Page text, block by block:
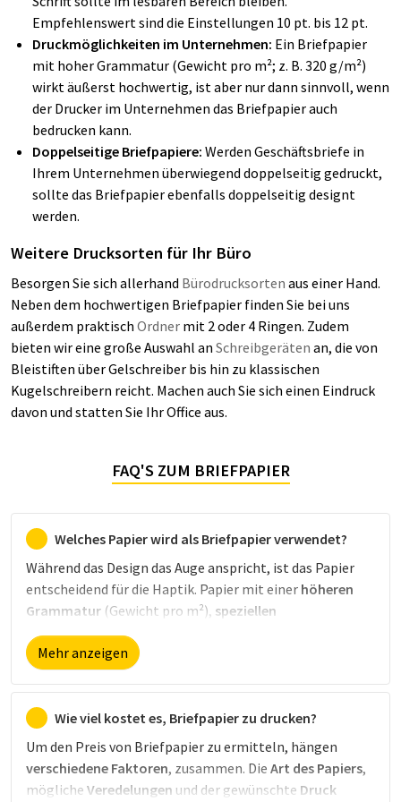
Empfehlenswert sind die Einstellungen 10 pt. bis 12 pt.
Druckmöglichkeiten im Unternehmen: Ein Briefpapier
mit hoher Grammatur (Gewicht pro m²; z. B. 320 g/m²)
wirkt äußerst hochwertig, ist aber nur dann sinnvoll, wenn
der Drucker im Unternehmen das Briefpapier auch
bedrucken kann.
Doppelseitige Briefpapiere: Werden Geschäftsbriefe in
Ihrem Unternehmen überwiegend doppelseitig gedruckt,
sollte das Briefpapier ebenfalls doppelseitig designt
werden.
Weitere Drucksorten für Ihr Büro
Besorgen Sie sich allerhand Bürodrucksorten aus einer Hand.
Neben dem hochwertigen Briefpapier finden Sie bei uns
außerdem praktisch Ordner mit 2 oder 4 Ringen. Zudem
bieten wir eine große Auswahl an Schreibgeräten an, die von
Bleistiften über Gelschreiber bis hin zu klassischen
Kugelschreibern reicht. Machen auch Sie sich einen Eindruck
davon und statten Sie Ihr Office aus.
FAQ'S ZUM BRIEFPAPIER
Welches Papier wird als Briefpapier verwendet?
Während das Design das Auge anspricht, ist das Papier
entscheidend für die Haptik. Papier mit einer höheren
Grammatur (Gewicht pro m²), speziellen
Beschichtungen
Materialien(z. B. Leinen) wirkt besonders hochwertig.
Eine kostengünstige Alternative sind dagegen Volumen-
oder Recyclingpapier. Entdecken Sie bei druck.at eine
große Auswahl an Papiersorten aller Art.
Mehr anzeigen
Wie viel kostet es, Briefpapier zu drucken?
Um den Preis von Briefpapier zu ermitteln, hängen
verschiedene Faktoren, zusammen. Die Art des Papiers,
mögliche Veredelungen und der gewünschte Druck